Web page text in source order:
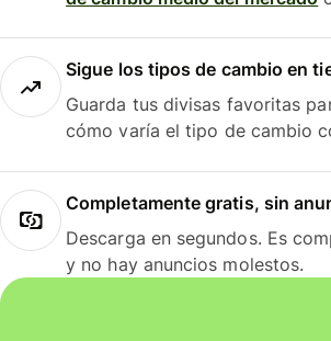
Sigue los tipos de cambio en
Guarda tus divisas favoritas
cómo varía el tipo de cambio
Completamente gratis, sin
Descarga en segundos. Es
y no hay anuncios molestos.